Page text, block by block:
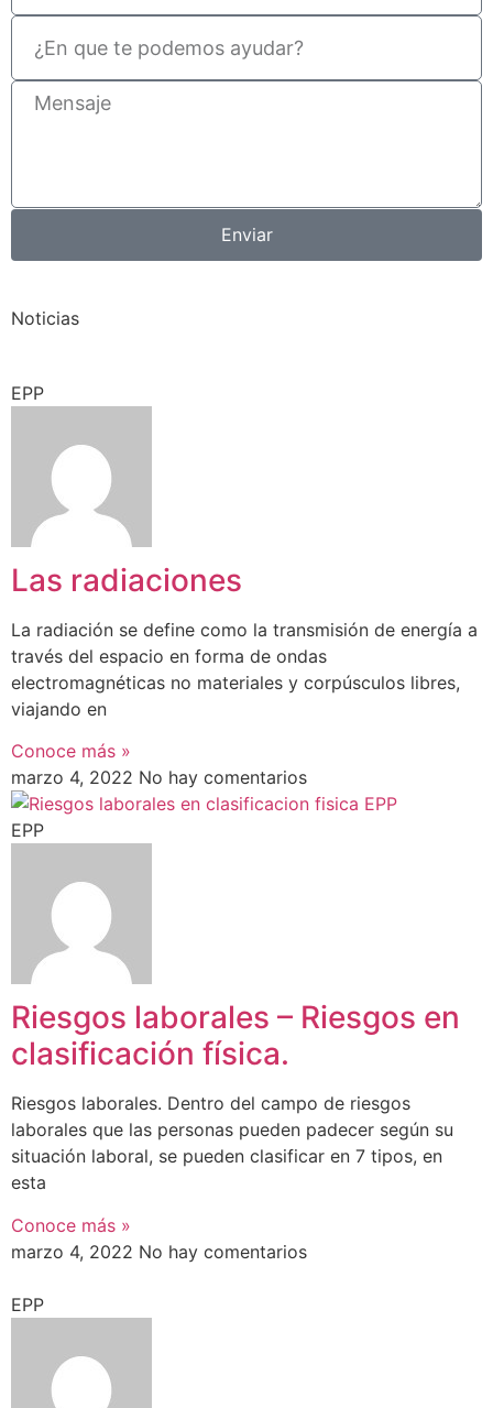
Enviar
Noticias
EPP
Las radiaciones
La radiación se define como la transmisión de energía a
través del espacio en forma de ondas
electromagnéticas no materiales y corpúsculos libres,
viajando en
Conoce más »
marzo 4, 2022 No hay comentarios
EPP
Riesgos laborales – Riesgos en
clasificación física.
Riesgos laborales. Dentro del campo de riesgos
laborales que las personas pueden padecer según su
situación laboral, se pueden clasificar en 7 tipos, en
esta
Conoce más »
marzo 4, 2022 No hay comentarios
EPP